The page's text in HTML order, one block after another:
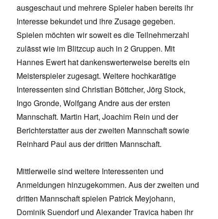
ausgeschaut und mehrere Spieler haben bereits ihr
Interesse bekundet und ihre Zusage gegeben.
Spielen möchten wir soweit es die Teilnehmerzahl
zulässt wie im Blitzcup auch in 2 Gruppen. Mit
Hannes Ewert hat dankenswerterweise bereits ein
Meisterspieler zugesagt. Weitere hochkarätige
Interessenten sind Christian Böttcher, Jörg Stock,
Ingo Gronde, Wolfgang Andre aus der ersten
Mannschaft. Martin Hart, Joachim Rein und der
Berichterstatter aus der zweiten Mannschaft sowie
Reinhard Paul aus der dritten Mannschaft.
Mittlerweile sind weitere Interessenten und
Anmeldungen hinzugekommen. Aus der zweiten und
dritten Mannschaft spielen Patrick Meyjohann,
Dominik Suendorf und Alexander Travica haben ihr